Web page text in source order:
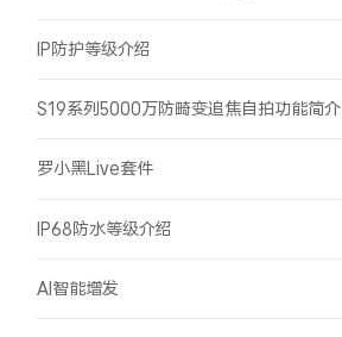
IP防护等级介绍
S19系列5000万防畸变追焦自拍功能简介
罗小黑Live套件
IP68防水等级介绍
AI智能增发